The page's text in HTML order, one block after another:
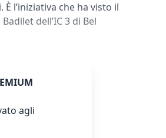
l’iniziativa che ha visto il
dell’IC 3 di Bel
agli